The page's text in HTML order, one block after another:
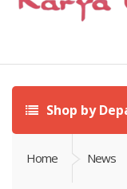
Shop by
Home News